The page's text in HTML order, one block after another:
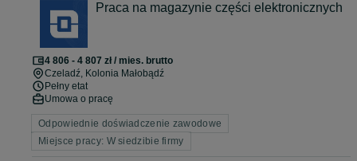
Praca na magazynie części elektronicznych
4 806 - 4 807 zł / mies. brutto
Czeladź, Kolonia Małobądź
Pełny etat
Umowa o pracę
Odpowiednie doświadczenie zawodowe
Miejsce pracy: W siedzibie firmy